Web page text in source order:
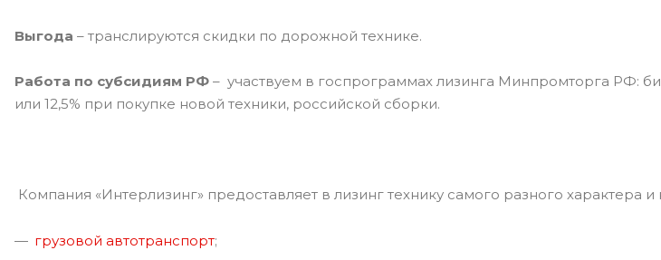
Выгода – транслируются скидки по дорожной технике.
Работа по субсидиям РФ – участвуем в госпрограммах лизинга Минпромторга РФ:
или 12,5% при покупке новой техники, российской сборки.
Компания «Интерлизинг» предоставляет в лизинг технику самого разного характера и
грузовой автотранспорт;